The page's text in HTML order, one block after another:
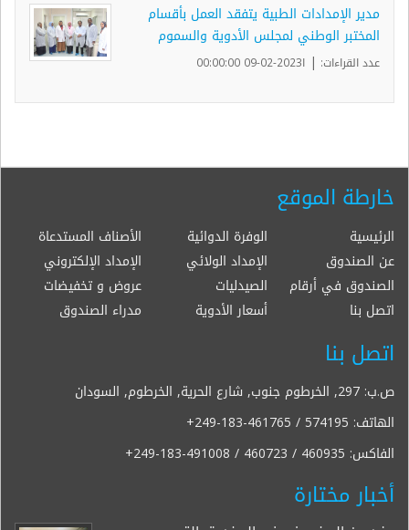
مدير الإمدادات الطبية يتفقد العمل بأقسام
المختبر الوطني لمجلس الأدوية والسموم
عدد القراءات: | ا2023-02-09 00:00:00
خارطة الموقع
الرئيسية الوفرة الدوائية
الأصناف المستدعاة
عن الصندوق
الإمداد الولائي
الإمداد الإلكتروني
الصندوق في أرقام
الصيدليات
عروض و تخفيضات
اتصل بنا
أسعار الأدوية مدراء الصندوق
اتصل بنا
ص.ب: 297, الخرطوم جنوب, شارع الحرية, الخرطوم, السودان
الهاتف: +249-183-461765 / 574195
الفاكس: +249-183-491008 / 460723 / 460935
أخبار مختارة